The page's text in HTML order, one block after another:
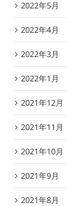
2022年5月
2022年4月
2022年3月
2022年1月
2021年12月
2021年11月
2021年10月
2021年9月
2021年8月